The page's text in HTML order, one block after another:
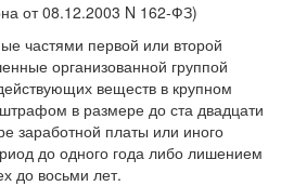
от 08.12.2003 N 162-ФЗ)
частями первой или второй
организованной группой
веществ в крупном
в размере до ста двадцати
заработной платы или иного
до одного года либо лишением
до восьми лет.